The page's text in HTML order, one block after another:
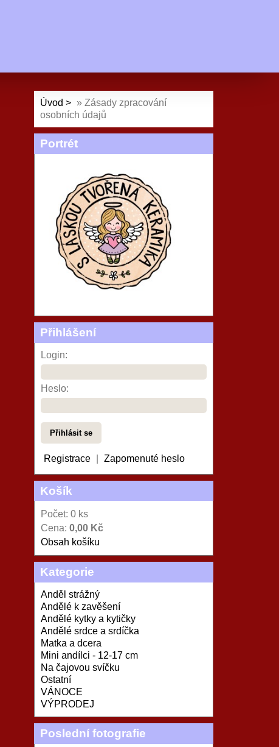
Úvod » Zásady zpracování
osobních údajů
Portrét
Přihlášení
Login:
Heslo:
Registrace Zapomenuté heslo
Košík
Počet: 0 ks
Cena: 0,00 Kč
Obsah košíku
Kategorie
Anděl strážný
Andělé k zavěšení
Andělé kytky a kytičky
Andělé srdce a srdíčka
Matka a dcera
Mini andílci - 12-17 cm
Na čajovou svíčku
Ostatní
VÁNOCE
VÝPRODEJ
Poslední fotografie